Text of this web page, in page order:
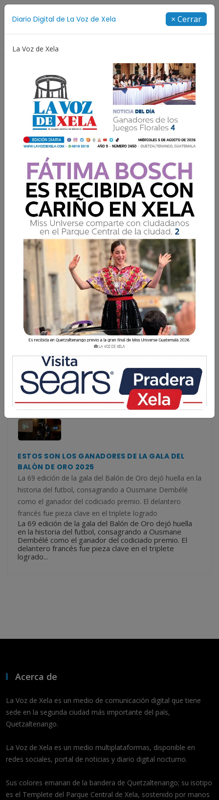
Diario Digital de La Voz de Xela × Cerrar
La Voz de Xela
Resultados para:Lamine Yamal
CINCO GUATEMALTECOS HAN SIDO
REGISTRADOS COMO LAMINE YAMAL
El nombre del futbolista español Lamine Yamal ya figura
en los registros de Guatemala. El Registro Nacional de las
Personas (RENAP) informa que 15 personas están
inscritas con el nombre "Lamine", 29 con el nombre
"Yamal&q
figura en los registros de Guatemala. El Registro
Nacional de las Personas (RENAP) informa que 15
personas están inscritas con el nombre "Lamine", 29
con el nombre "Yamal&q...
ESTOS SON LOS GANADORES DE LA GALA DEL
BALÓN DE ORO 2025
La 69 edición de la gala del Balón de Oro dejó huella en la
historia del futbol, consagrando a Ousmane Dembélé
como el ganador del codiciado premio. El delantero
francés fue pieza clave en el triplete logrado
La 69 edición de la gala del Balón de Oro dejó huella
en la historia del futbol, consagrando a Ousmane
Dembélé como el ganador del codiciado premio. El
delantero francés fue pieza clave en el triplete
logrado...
Acerca de
La Voz de Xela es un medio de comunicación digital que tiene
sede en la segunda ciudad más importante del país,
Quetzaltenango.
La Voz de Xela es un medio multiplataformas, disponible en
redes sociales, portal de noticias y diario digital nocturno.
Sus colores emanan de la bandera de Quetzaltenango; su isotipo
es el Templete del Parque Central de Xela, sostenido por manos